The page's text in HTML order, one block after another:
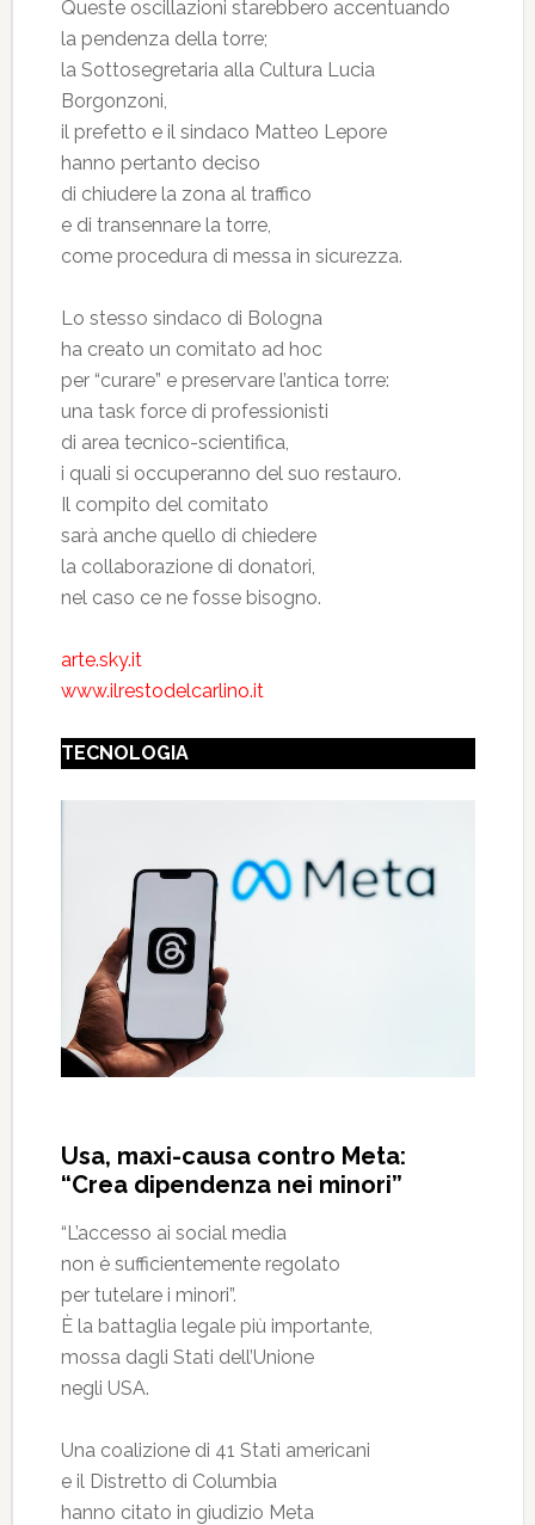
Queste oscillazioni starebbero accentuando
la pendenza della torre;
la Sottosegretaria alla Cultura Lucia
Borgonzoni,
il prefetto e il sindaco Matteo Lepore
hanno pertanto deciso
di chiudere la zona al traffico
e di transennare la torre,
come procedura di messa in sicurezza.
Lo stesso sindaco di Bologna
ha creato un comitato ad hoc
per “curare” e preservare l’antica torre:
una task force di professionisti
di area tecnico-scientifica,
i quali si occuperanno del suo restauro.
Il compito del comitato
sarà anche quello di chiedere
la collaborazione di donatori,
nel caso ce ne fosse bisogno.
arte.sky.it
www.ilrestodelcarlino.it
TECNOLOGIA
Usa, maxi-causa contro Meta:
“Crea dipendenza nei minori”
“L’accesso ai social media
non è sufficientemente regolato
per tutelare i minori”.
È la battaglia legale più importante,
mossa dagli Stati dell’Unione
negli USA.
Una coalizione di 41 Stati americani
e il Distretto di Columbia
hanno citato in giudizio Meta